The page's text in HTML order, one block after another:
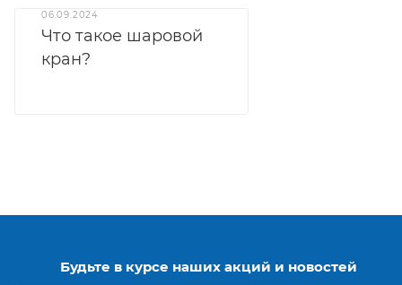
06.09.2024
Что такое шаровой
кран?
Будьте в курсе наших акций и новостей